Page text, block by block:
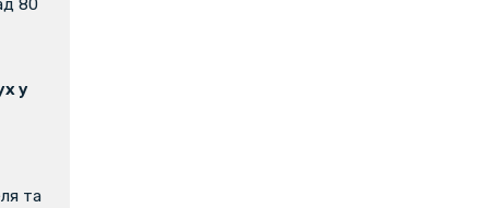
80
у
та